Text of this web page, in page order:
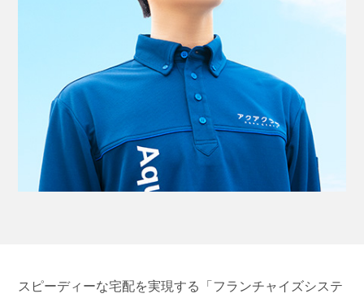
スピーディーな宅配を実現する「フランチャイズシステ